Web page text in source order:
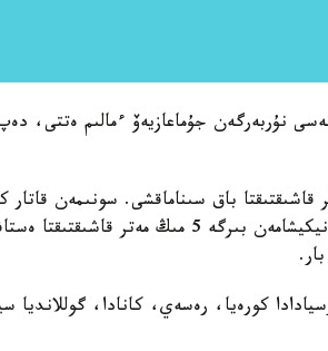
نۇربەرگەن جۇماعازيەۆ ءمالىم ەتتى،
ءوزى 500, 1000, 1500 مەتر قاشىقتىقتا باق سىناماقشى.
ابزال اجىعاليەۆ، ايدار بەكجانوۆ جانە دەنيس نيكيشامەن بىرگە 5
كورەيا، رەسەي، كانادا، گوللانديا